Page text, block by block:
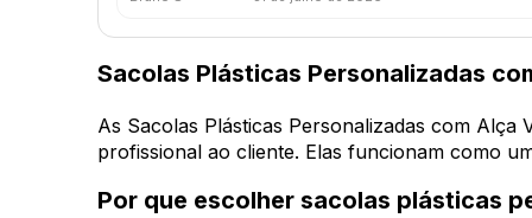
Sacolas Plásticas Personalizadas
As Sacolas Plásticas Personalizadas com Alça
profissional ao cliente. Elas funcionam como
Por que escolher sacolas plásticas